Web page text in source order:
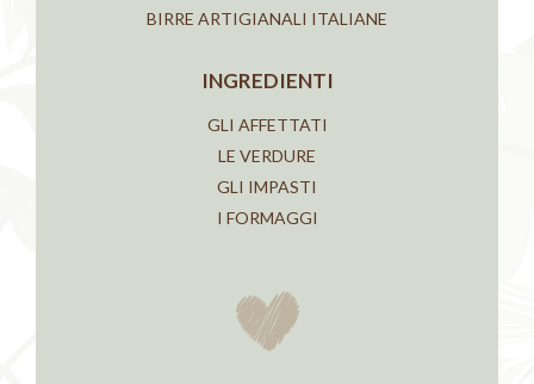
BIRRE ARTIGIANALI ITALIANE
INGREDIENTI
GLI AFFETTATI
LE VERDURE
GLI IMPASTI
I FORMAGGI